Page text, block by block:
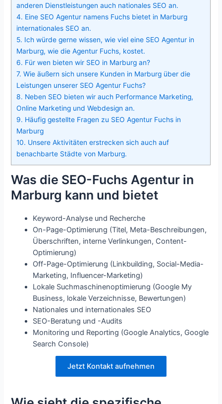
anderen Dienstleistungen auch nationales SEO an.
4. Eine SEO Agentur namens Fuchs bietet in Marburg
internationales SEO an.
5. Ich würde gerne wissen, wie viel eine SEO Agentur in
Marburg, wie die Agentur Fuchs, kostet.
6. Für wen bieten wir SEO in Marburg an?
7. Wie äußern sich unsere Kunden in Marburg über die
Leistungen unserer SEO Agentur Fuchs?
8. Neben SEO bieten wir auch Performance Marketing,
Online Marketing und Webdesign an.
9. Häufig gestellte Fragen zu SEO Agentur Fuchs in
Marburg
10. Unsere Aktivitäten erstrecken sich auch auf
benachbarte Städte von Marburg.
Was die SEO-Fuchs Agentur in
Marburg kann und bietet
Keyword-Analyse und Recherche
On-Page-Optimierung (Titel, Meta-Beschreibungen,
Überschriften, interne Verlinkungen, Content-
Optimierung)
Off-Page-Optimierung (Linkbuilding, Social-Media-
Marketing, Influencer-Marketing)
Lokale Suchmaschinenoptimierung (Google My
Business, lokale Verzeichnisse, Bewertungen)
Nationales und internationales SEO
SEO-Beratung und -Audits
Monitoring und Reporting (Google Analytics, Google
Search Console)
Jetzt Kontakt aufnehmen